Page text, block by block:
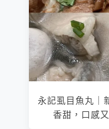
永記虱目魚丸｜
香甜，口感